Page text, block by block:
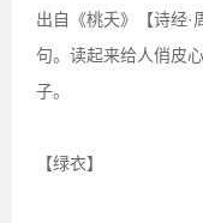
出自《桃夭》【诗经·
句。读起来给人俏皮
子。
【绿衣】